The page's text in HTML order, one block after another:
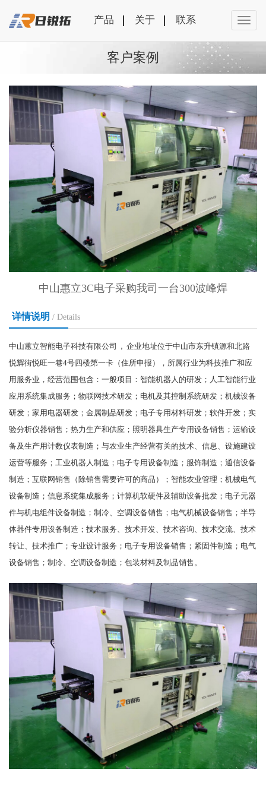
产品 关于 联系
客户案例
中山惠立3C电子采购我司一台300波峰焊
详情说明 / Details
中山蕙立智能电子科技有限公司 ， 企业地址位于中山市东升镇源和北路
悦辉街悦旺一巷4号四楼第一卡（住所申报），所属行业为科技推广和应
用服务业，经营范围包含：一般项目：智能机器人的研发；人工智能行业
应用系统集成服务；物联网技术研发；电机及其控制系统研发；机械设备
研发；家用电器研发；金属制品研发；电子专用材料研发；软件开发；实
验分析仪器销售；热力生产和供应；照明器具生产专用设备销售；运输设
备及生产用计数仪表制造；与农业生产经营有关的技术、信息、设施建设
运营等服务；工业机器人制造；电子专用设备制造；服饰制造；通信设备
制造；互联网销售（除销售需要许可的商品）；智能农业管理；机械电气
设备制造；信息系统集成服务；计算机软硬件及辅助设备批发；电子元器
件与机电组件设备制造；制冷、空调设备销售；电气机械设备销售；半导
体器件专用设备制造；技术服务、技术开发、技术咨询、技术交流、技术
转让、技术推广；专业设计服务；电子专用设备销售；紧固件制造；电气
设备销售；制冷、空调设备制造；包装材料及制品销售。